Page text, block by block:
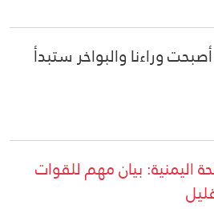
وراءنا والبواخر ستبدأ
اليمنية: بيان مهم للقوات